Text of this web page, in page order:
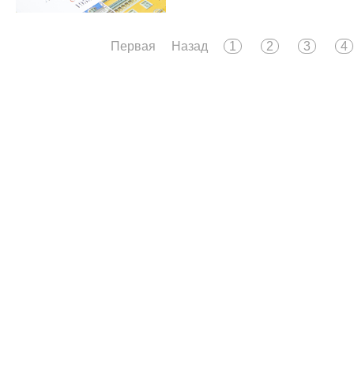
Первая Назад 1 2 3 4